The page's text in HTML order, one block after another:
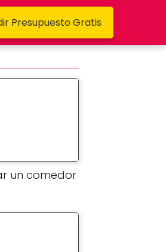
Presupuesto Gratis
un comedor